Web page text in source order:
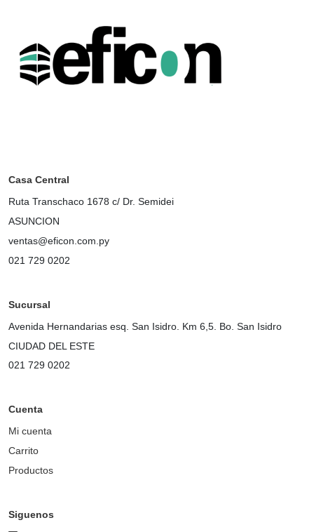
Casa Central
Ruta Transchaco 1678 c/ Dr. Semidei
ASUNCION
ventas@eficon.com.py
021 729 0202
Sucursal
Avenida Hernandarias esq. San Isidro. Km 6,5. Bo. San Isidro
CIUDAD DEL ESTE
021 729 0202
Cuenta
Mi cuenta
Carrito
Productos
Siguenos